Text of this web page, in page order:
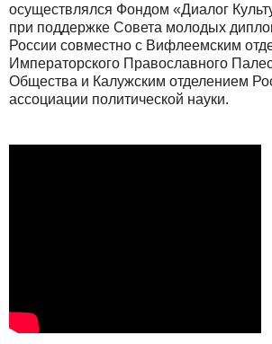
осуществлялся Фондом «Диалог
при поддержке Совета молодых
России совместно с Вифлеемским
Императорского Православного
Общества и Калужским отделением
ассоциации политической науки.